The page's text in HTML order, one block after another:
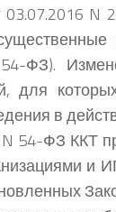
ФЗ).
для
в
54-ФЗ ККТ
и